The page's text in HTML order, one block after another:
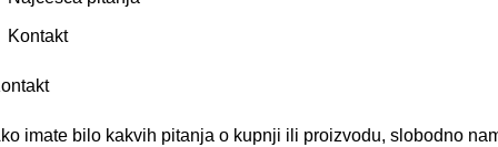
Kontakt
imate bilo kakvih pitanja o kupnji ili proizvodu, slobodno